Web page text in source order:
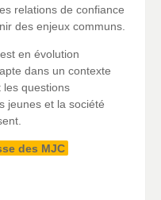
relations de confiance
des enjeux communs.
en évolution
dans un contexte
les questions
jeunes et la société
des MJC